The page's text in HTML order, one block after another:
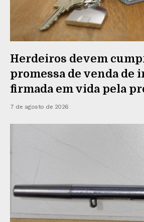
Herdeiros devem
promessa de venda de
firmada em vida pela
7 de agosto de 2026